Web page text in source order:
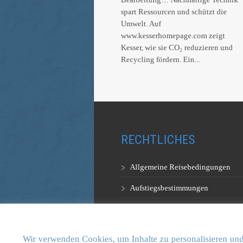
spart Ressourcen und schützt die
Umwelt. Auf
www.kesserhomepage.com zeigt
Kesser, wie sie CO₂ reduzieren und
Recycling fördern. Ein...
RECHTLICHES
Allgemeine Reisebedingungen
Aufstiegsbestimmungen
Wir verwenden Cookies, um Inhalte zu personalisieren